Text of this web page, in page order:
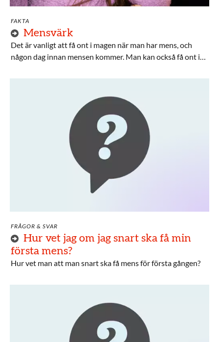
FAKTA
Mensvärk
Det är vanligt att få ont i magen när man har mens, och
någon dag innan mensen kommer. Man kan också få ont i
inget du ska behöva stå ut med, det finns flera olika sätt att
FRÅGOR & SVAR
Hur vet jag om jag snart ska få min
första mens?
Hur vet man att man snart ska få mens för första gången?